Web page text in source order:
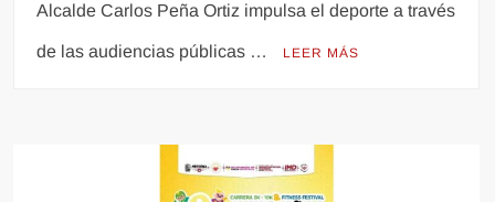
Alcalde Carlos Peña Ortiz impulsa el deporte a través
de las audiencias públicas … LEER MÁS